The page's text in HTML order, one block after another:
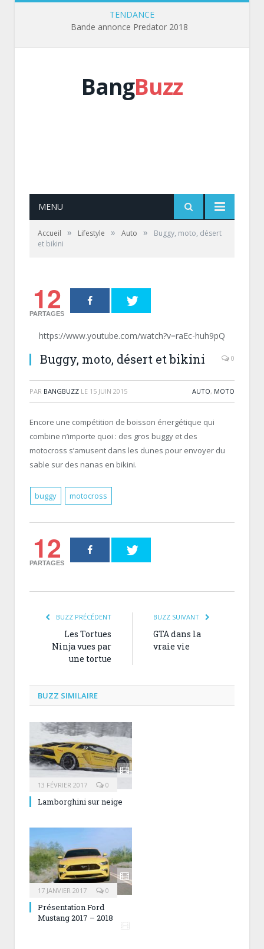
TENDANCE
Bande annonce Predator 2018
BangBuzz
MENU
Accueil » Lifestyle » Auto »
Buggy, moto, désert
et bikini
12
PARTAGES
https://www.youtube.com/watch?v=raEc-huh9pQ
Buggy, moto, désert et bikini 0
PAR BANGBUZZ LE 15 JUIN 2015 AUTO, MOTO
Encore une compétition de boisson énergétique qui
combine n’importe quoi : des gros buggy et des
motocross s’amusent dans les dunes pour envoyer du
sable sur des nanas en bikini.
buggy motocross
12
PARTAGES
BUZZ PRÉCÉDENT
Les Tortues
Ninja vues par
une tortue
BUZZ SUIVANT
GTA dans la
vraie vie
BUZZ SIMILAIRE
13 FÉVRIER 2017 0
Lamborghini sur neige
17 JANVIER 2017 0
Présentation Ford
Mustang 2017 – 2018